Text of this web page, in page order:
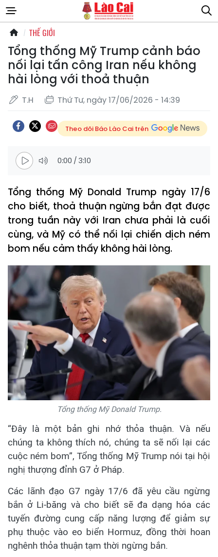
THẾ GIỚI
Tổng thống Mỹ Trump cảnh báo
nối lại tấn công Iran nếu không
hài lòng với thoả thuận
T.H Thứ Tư, ngày 17/06/2026 - 14:39
Theo dõi Báo Lào Cai trên
0:00 /3:10
Tổng thống Mỹ Donald Trump ngày 17/6
cho biết, thoả thuận ngừng bắn đạt được
trong tuần này với Iran chưa phải là cuối
cùng, và Mỹ có thể nối lại chiến dịch ném
bom nếu cảm thấy không hài lòng.
Tổng thống Mỹ Donald Trump.
“Đây là một bản ghi nhớ thỏa thuận. Và nếu
chúng ta không thích nó, chúng ta sẽ nối lại các
cuộc ném bom”, Tổng thống Mỹ Trump nói tại hội
nghị thượng đỉnh G7 ở Pháp.
Các lãnh đạo G7 ngày 17/6 đã yêu cầu ngừng
bắn ở Li-băng và cho biết sẽ đa dạng hóa các
tuyến đường cung cấp năng lượng để giảm sự
phụ thuộc vào eo biển Hormuz, đồng thời hoan
nghênh thỏa thuận tạm thời ngừng bắn.